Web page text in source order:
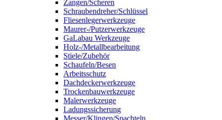
Zangen/Scheren
Schraubendreher/Schlüssel
Fliesenlegerwerkzeuge
Maurer-/Putzerwerkzeuge
GaLabau Werkzeuge
Holz-/Metallbearbeitung
Stiele/Zubehör
Schaufeln/Besen
Arbeitsschutz
Dachdeckerwerkzeuge
Trockenbauwerkzeuge
Malerwerkzeuge
Ladungssicherung